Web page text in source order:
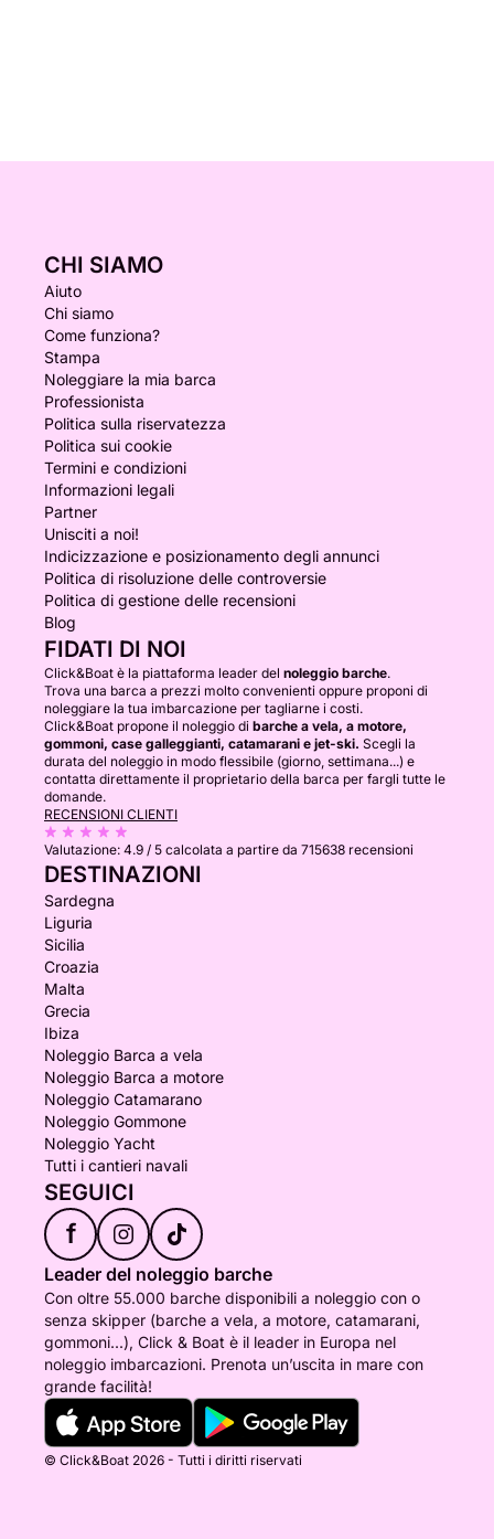
CHI SIAMO
Aiuto
Chi siamo
Come funziona?
Stampa
Noleggiare la mia barca
Professionista
Politica sulla riservatezza
Politica sui cookie
Termini e condizioni
Informazioni legali
Partner
Unisciti a noi!
Indicizzazione e posizionamento degli annunci
Politica di risoluzione delle controversie
Politica di gestione delle recensioni
Blog
FIDATI DI NOI
Click&Boat è la piattaforma leader del noleggio barche.
Trova una barca a prezzi molto convenienti oppure proponi di
noleggiare la tua imbarcazione per tagliarne i costi.
Click&Boat propone il noleggio di barche a vela, a motore,
gommoni, case galleggianti, catamarani e jet-ski. Scegli la
durata del noleggio in modo flessibile (giorno, settimana...) e
contatta direttamente il proprietario della barca per fargli tutte le
domande.
RECENSIONI CLIENTI
Valutazione: 4.9 / 5 calcolata a partire da 715638 recensioni
DESTINAZIONI
Sardegna
Liguria
Sicilia
Croazia
Malta
Grecia
Ibiza
Noleggio Barca a vela
Noleggio Barca a motore
Noleggio Catamarano
Noleggio Gommone
Noleggio Yacht
Tutti i cantieri navali
SEGUICI
f
Leader del noleggio barche
Con oltre 55.000 barche disponibili a noleggio con o
senza skipper (barche a vela, a motore, catamarani,
gommoni...), Click & Boat è il leader in Europa nel
noleggio imbarcazioni. Prenota un’uscita in mare con
grande facilità!
© Click&Boat 2026 - Tutti i diritti riservati